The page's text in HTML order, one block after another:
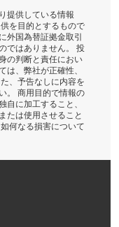
提供している情報
を目的とするもので
外国為替証拠金取引
ではありません。 投
の判断と責任におい
は、弊社が正確性、
、予告なしに内容を
。 商用目的で情報の
自に加工すること、
たは使用させること
何なる損害について